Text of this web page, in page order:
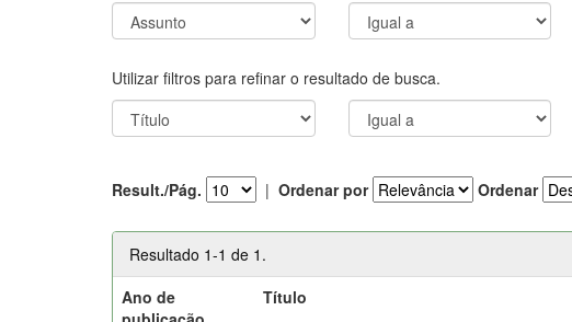
Utilizar filtros para refinar o resultado de busca.
Result./Pág. | Ordenar por Ordenar
Resultado 1-1 de 1.
Ano de
Título